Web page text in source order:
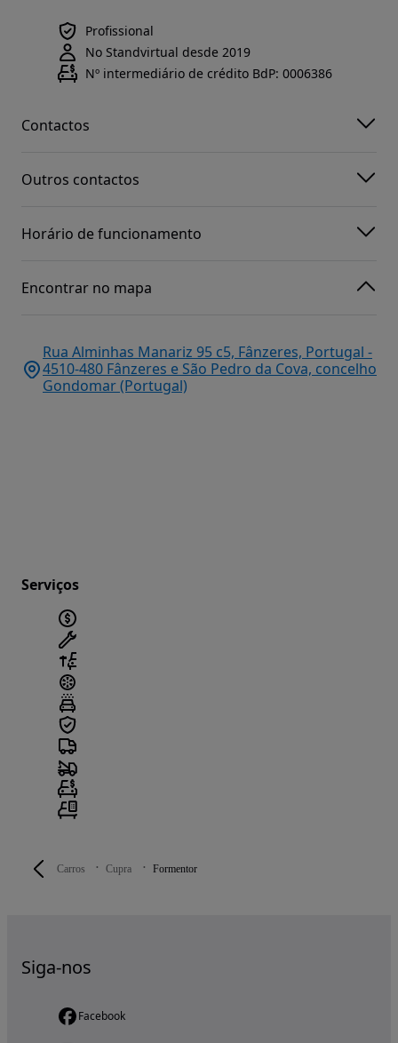
Carros Cupra Formentor
Profissional
No Standvirtual desde 2019
Nº intermediário de crédito BdP: 0006386
Contactos
Outros contactos
Horário de funcionamento
Encontrar no mapa
Rua Alminhas Manariz 95 c5, Fânzeres, Portugal -
4510-480 Fânzeres e São Pedro da Cova, concelho
Gondomar (Portugal)
Serviços
Siga-nos
Facebook